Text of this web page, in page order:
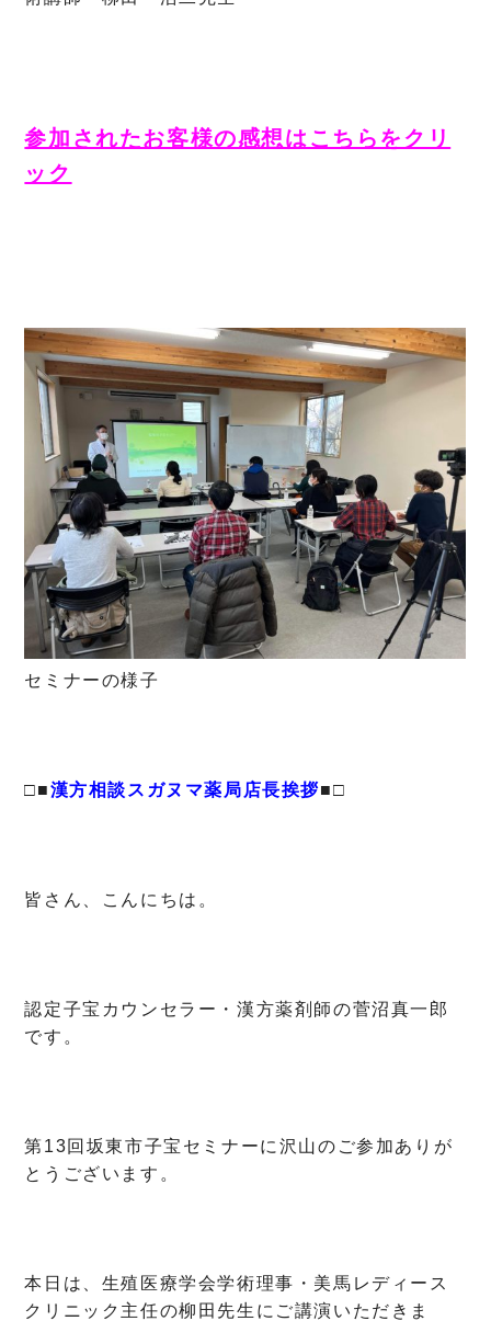
参加されたお客様の感想はこちらをクリ
ック
セミナーの様子
□■漢方相談スガヌマ薬局店長挨拶■□
皆さん、こんにちは。
認定子宝カウンセラー・漢方薬剤師の菅沼真一郎
です。
第13回坂東市子宝セミナーに沢山のご参加ありが
とうございます。
本日は、生殖医療学会学術理事・美馬レディース
クリニック主任の柳田先生にご講演いただきま